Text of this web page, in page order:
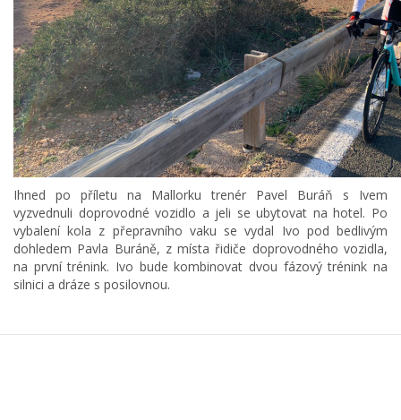
Ihned po příletu na Mallorku trenér Pavel Buráň s Ivem
vyzvednuli doprovodné vozidlo a jeli se ubytovat na hotel. Po
vybalení kola z přepravního vaku se vydal Ivo pod bedlivým
dohledem Pavla Buráně, z místa řidiče doprovodného vozidla,
na první trénink. Ivo bude kombinovat dvou fázový trénink na
silnici a dráze s posilovnou.